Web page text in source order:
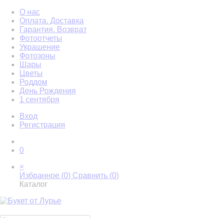
О нас
Оплата. Доставка
Гарантия. Возврат
Фотоотчеты
Украшение
Фотозоны
Шары
Цветы
Роддом
День Рождения
1 сентября
Вход
Регистрация
0
×
Избранное (0) Сравнить (0)
Каталог